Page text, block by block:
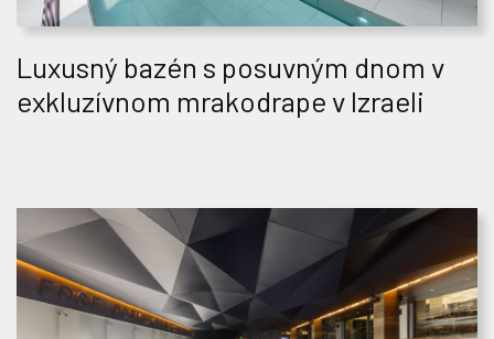
Luxusný bazén s posuvným dnom v
exkluzívnom mrakodrape v Izraeli